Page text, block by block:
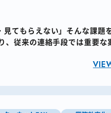
てもらえない」​そんな課題
、従来の連絡手段では重要な